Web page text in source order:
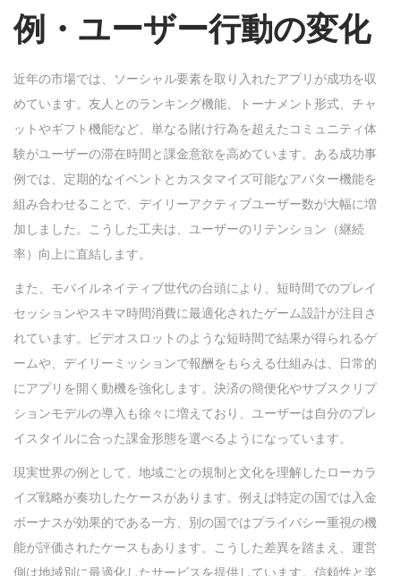
例・ユーザー行動の変化
近年の市場では、ソーシャル要素を取り入れたアプリが成功を収
めています。友人とのランキング機能、トーナメント形式、チャ
ットやギフト機能など、単なる賭け行為を超えたコミュニティ体
験がユーザーの滞在時間と課金意欲を高めています。ある成功事
例では、定期的なイベントとカスタマイズ可能なアバター機能を
組み合わせることで、デイリーアクティブユーザー数が大幅に増
加しました。こうした工夫は、ユーザーのリテンション（継続
率）向上に直結します。
また、モバイルネイティブ世代の台頭により、短時間でのプレイ
セッションやスキマ時間消費に最適化されたゲーム設計が注目さ
れています。ビデオスロットのような短時間で結果が得られるゲ
ームや、デイリーミッションで報酬をもらえる仕組みは、日常的
にアプリを開く動機を強化します。決済の簡便化やサブスクリプ
ションモデルの導入も徐々に増えており、ユーザーは自分のプレ
イスタイルに合った課金形態を選べるようになっています。
現実世界の例として、地域ごとの規制と文化を理解したローカラ
イズ戦略が奏功したケースがあります。例えば特定の国では入金
ボーナスが効果的である一方、別の国ではプライバシー重視の機
能が評価されたケースもあります。こうした差異を踏まえ、運営
側は地域別に最適化したサービスを提供しています。信頼性と楽